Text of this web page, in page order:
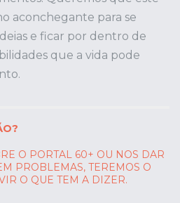
aconchegante para se
e ficar por dentro de
que a vida pode
O PORTAL 60+ OU NOS DAR
PROBLEMAS, TEREMOS O
O QUE TEM A DIZER.